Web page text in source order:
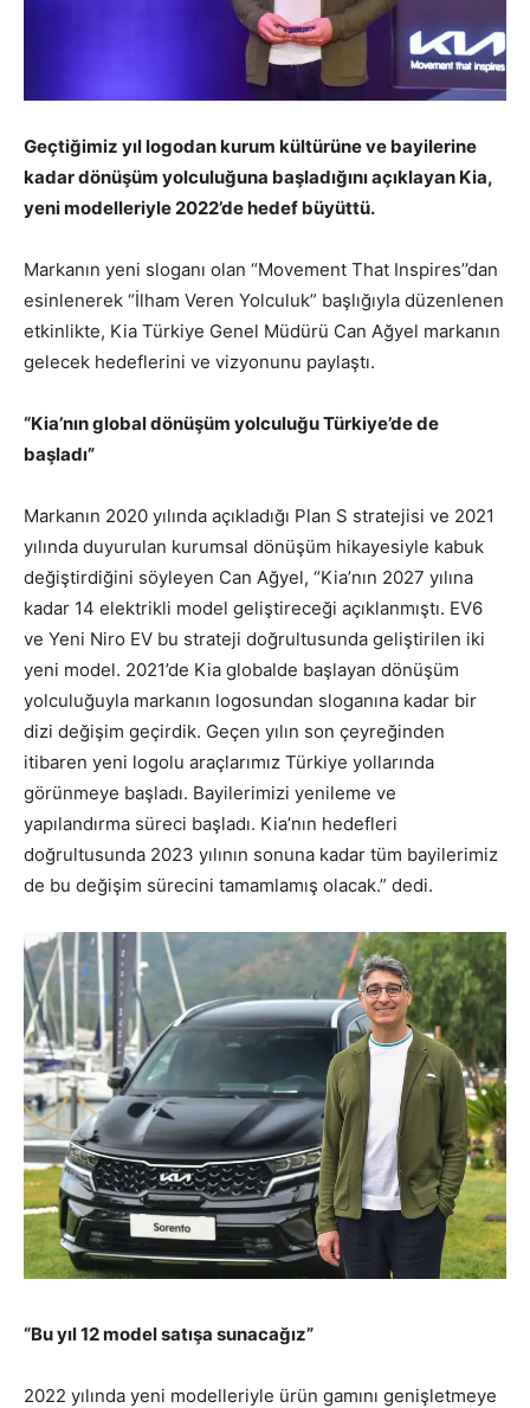
Geçtiğimiz yıl logodan kurum kültürüne ve bayilerine
kadar dönüşüm yolculuğuna başladığını açıklayan Kia,
yeni modelleriyle 2022’de hedef büyüttü.
Markanın yeni sloganı olan “Movement That Inspires’’dan
esinlenerek “İlham Veren Yolculuk” başlığıyla düzenlenen
etkinlikte, Kia Türkiye Genel Müdürü Can Ağyel markanın
gelecek hedeflerini ve vizyonunu paylaştı.
“Kia’nın global dönüşüm yolculuğu Türkiye’de de
başladı”
Markanın 2020 yılında açıkladığı Plan S stratejisi ve 2021
yılında duyurulan kurumsal dönüşüm hikayesiyle kabuk
değiştirdiğini söyleyen Can Ağyel, “Kia’nın 2027 yılına
kadar 14 elektrikli model geliştireceği açıklanmıştı. EV6
ve Yeni Niro EV bu strateji doğrultusunda geliştirilen iki
yeni model. 2021’de Kia globalde başlayan dönüşüm
yolculuğuyla markanın logosundan sloganına kadar bir
dizi değişim geçirdik. Geçen yılın son çeyreğinden
itibaren yeni logolu araçlarımız Türkiye yollarında
görünmeye başladı. Bayilerimizi yenileme ve
yapılandırma süreci başladı. Kia’nın hedefleri
doğrultusunda 2023 yılının sonuna kadar tüm bayilerimiz
de bu değişim sürecini tamamlamış olacak.” dedi.
“Bu yıl 12 model satışa sunacağız”
2022 yılında yeni modelleriyle ürün gamını genişletmeye